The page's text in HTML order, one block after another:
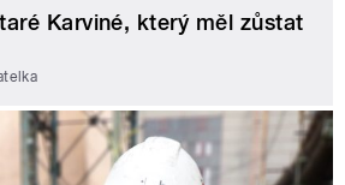
Karviné, který měl zůstat